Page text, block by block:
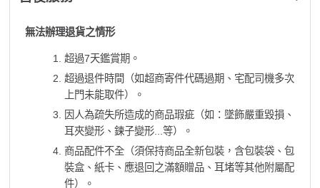
無法辦理退貨之情形
超過7天鑑賞期。
超過退件時間（如超商寄件代碼過期、宅配司機多次
上門未能取件）。
因人為疏失所造成的商品瑕疵（如：墜飾嚴重毀損、
耳夾變形、鍊子變形...等）。
商品配件不全（須保持商品全新包裝，含包裝袋、包
裝盒、紙卡、應退回之滿額贈品、耳堵等其他附屬配
件）。